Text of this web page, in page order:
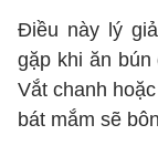
Điều này lý
gặp khi ăn
Vắt chanh
bát mắm sẽ